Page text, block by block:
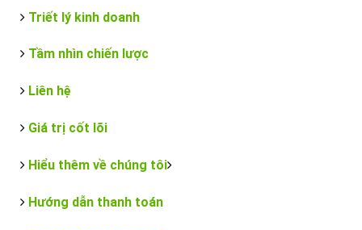
Triết lý kinh doanh
Tầm nhìn chiến lược
Liên hệ
Giá trị cốt lõi
Hiểu thêm về chúng tôi
Hướng dẫn thanh toán